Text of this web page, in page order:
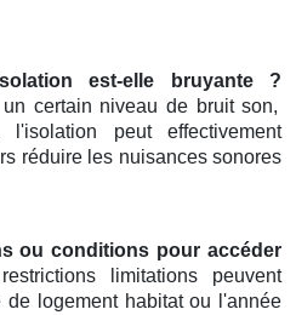
est-elle bruyante ?
certain niveau de bruit son,
peut effectivement
réduire les nuisances sonores
ou conditions pour accéder
limitations peuvent
de logement habitat ou l'année